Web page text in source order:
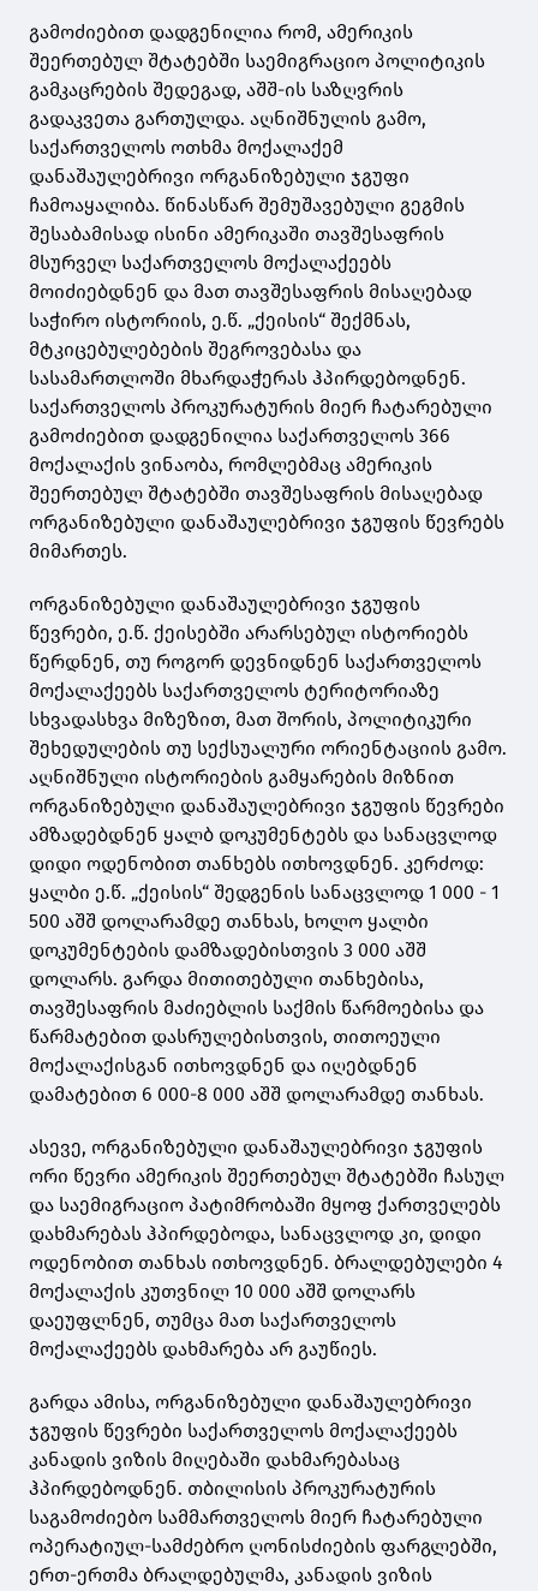
გამოძიებით დადგენილია რომ, ამერიკის
შეერთებულ შტატებში საემიგრაციო პოლიტიკის
გამკაცრების შედეგად, აშშ-ის საზღვრის
გადაკვეთა გართულდა. აღნიშნულის გამო,
საქართველოს ოთხმა მოქალაქემ
დანაშაულებრივი ორგანიზებული ჯგუფი
ჩამოაყალიბა. წინასწარ შემუშავებული გეგმის
შესაბამისად ისინი ამერიკაში თავშესაფრის
მსურველ საქართველოს მოქალაქეებს
მოიძიებდნენ და მათ თავშესაფრის მისაღებად
საჭირო ისტორიის, ე.წ. „ქეისის“ შექმნას,
მტკიცებულებების შეგროვებასა და
სასამართლოში მხარდაჭერას ჰპირდებოდნენ.
საქართველოს პროკურატურის მიერ ჩატარებული
გამოძიებით დადგენილია საქართველოს 366
მოქალაქის ვინაობა, რომლებმაც ამერიკის
შეერთებულ შტატებში თავშესაფრის მისაღებად
ორგანიზებული დანაშაულებრივი ჯგუფის წევრებს
მიმართეს.
ორგანიზებული დანაშაულებრივი ჯგუფის
წევრები, ე.წ. ქეისებში არარსებულ ისტორიებს
წერდნენ, თუ როგორ დევნიდნენ საქართველოს
მოქალაქეებს საქართველოს ტერიტორიაზე
სხვადასხვა მიზეზით, მათ შორის, პოლიტიკური
შეხედულების თუ სექსუალური ორიენტაციის გამო.
აღნიშნული ისტორიების გამყარების მიზნით
ორგანიზებული დანაშაულებრივი ჯგუფის წევრები
ამზადებდნენ ყალბ დოკუმენტებს და სანაცვლოდ
დიდი ოდენობით თანხებს ითხოვდნენ. კერძოდ:
ყალბი ე.წ. „ქეისის“ შედგენის სანაცვლოდ 1 000 - 1
500 აშშ დოლარამდე თანხას, ხოლო ყალბი
დოკუმენტების დამზადებისთვის 3 000 აშშ
დოლარს. გარდა მითითებული თანხებისა,
თავშესაფრის მაძიებლის საქმის წარმოებისა და
წარმატებით დასრულებისთვის, თითოეული
მოქალაქისგან ითხოვდნენ და იღებდნენ
დამატებით 6 000-8 000 აშშ დოლარამდე თანხას.
ასევე, ორგანიზებული დანაშაულებრივი ჯგუფის
ორი წევრი ამერიკის შეერთებულ შტატებში ჩასულ
და საემიგრაციო პატიმრობაში მყოფ ქართველებს
დახმარებას ჰპირდებოდა, სანაცვლოდ კი, დიდი
ოდენობით თანხას ითხოვდნენ. ბრალდებულები 4
მოქალაქის კუთვნილ 10 000 აშშ დოლარს
დაეუფლნენ, თუმცა მათ საქართველოს
მოქალაქეებს დახმარება არ გაუწიეს.
გარდა ამისა, ორგანიზებული დანაშაულებრივი
ჯგუფის წევრები საქართველოს მოქალაქეებს
კანადის ვიზის მიღებაში დახმარებასაც
ჰპირდებოდნენ. თბილისის პროკურატურის
საგამოძიებო სამმართველოს მიერ ჩატარებული
ოპერატიულ-სამძებრო ღონისძიების ფარგლებში,
ერთ-ერთმა ბრალდებულმა, კანადის ვიზის